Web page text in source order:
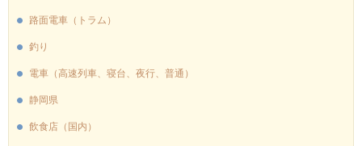
路面電車（トラム）
釣り
電車（高速列車、寝台、夜行、普通）
静岡県
飲食店（国内）